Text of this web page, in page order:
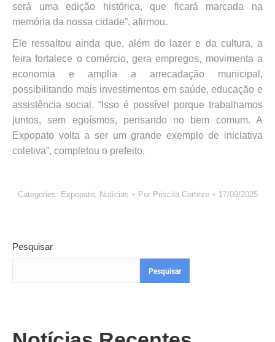
será uma edição histórica, que ficará marcada na
memória da nossa cidade”, afirmou.
Ele ressaltou ainda que, além do lazer e da cultura, a
feira fortalece o comércio, gera empregos, movimenta a
economia e amplia a arrecadação municipal,
possibilitando mais investimentos em saúde, educação e
assistência social. “Isso é possível porque trabalhamos
juntos, sem egoísmos, pensando no bem comum. A
Expopato volta a ser um grande exemplo de iniciativa
coletiva”, completou o prefeito.
Categories: Expopato, Notícias Por Priscila Corteze 17/09/2025
Pesquisar
Pesquisar